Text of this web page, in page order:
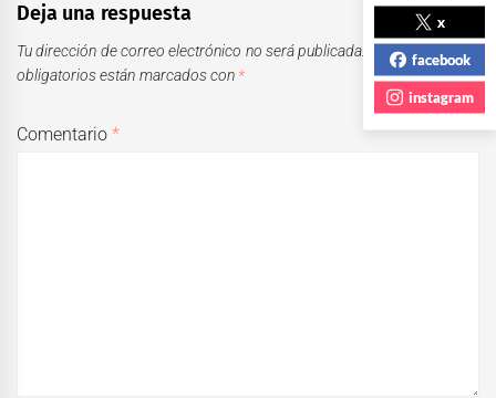
Deja una respuesta
Tu dirección de correo electrónico no será publicada.
Los campos
obligatorios están marcados con *
Comentario*
x
facebook
instagram